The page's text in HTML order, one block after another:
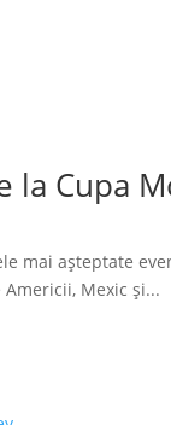
la Cupa
mai așteptate
Mexic și...